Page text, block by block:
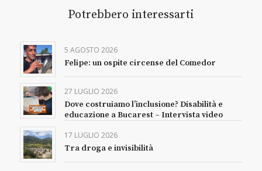
Potrebbero interessarti
5 AGOSTO 2026
Felipe: un ospite circense del Comedor
27 LUGLIO 2026
Dove costruiamo l’inclusione? Disabilità e
educazione a Bucarest – Intervista video
17 LUGLIO 2026
Tra droga e invisibilità